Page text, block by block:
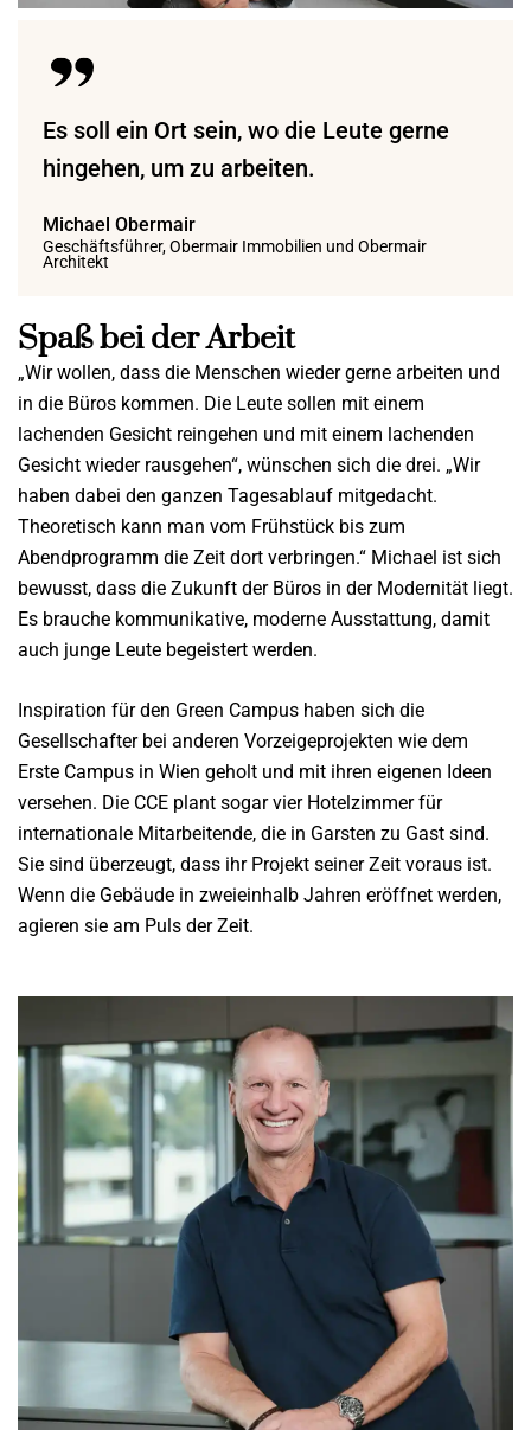
Es soll ein Ort sein, wo die Leute gerne
hingehen, um zu arbeiten.
Michael Obermair
Geschäftsführer, Obermair Immobilien und Obermair
Architekt
Spaß bei der Arbeit
„Wir wollen, dass die Menschen wieder gerne arbeiten und
in die Büros kommen. Die Leute sollen mit einem
lachenden Gesicht reingehen und mit einem lachenden
Gesicht wieder rausgehen“, wünschen sich die drei. „Wir
haben dabei den ganzen Tagesablauf mitgedacht.
Theoretisch kann man vom Frühstück bis zum
Abendprogramm die Zeit dort verbringen.“ Michael ist sich
bewusst, dass die Zukunft der Büros in der Modernität liegt.
Es brauche kommunikative, moderne Ausstattung, damit
auch junge Leute begeistert werden.
Inspiration für den Green Campus haben sich die
Gesellschafter bei anderen Vorzeigeprojekten wie dem
Erste Campus in Wien geholt und mit ihren eigenen Ideen
versehen. Die CCE plant sogar vier Hotelzimmer für
internationale Mitarbeitende, die in Garsten zu Gast sind.
Sie sind überzeugt, dass ihr Projekt seiner Zeit voraus ist.
Wenn die Gebäude in zweieinhalb Jahren eröffnet werden,
agieren sie am Puls der Zeit.